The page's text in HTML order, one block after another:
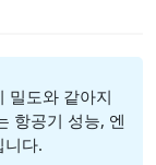
밀도와 같아지
항공기 성능, 엔
니다.